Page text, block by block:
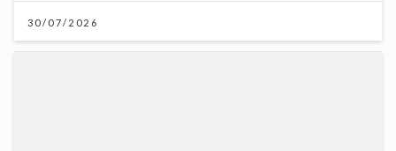
30/07/2026